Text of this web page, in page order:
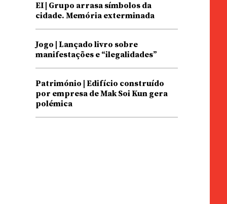
EI | Grupo arrasa símbolos da
cidade. Memória exterminada
Jogo | Lançado livro sobre
manifestações e “ilegalidades”
Património | Edifício construído
por empresa de Mak Soi Kun gera
polémica